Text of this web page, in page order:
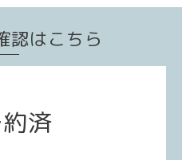
認はこちら
済